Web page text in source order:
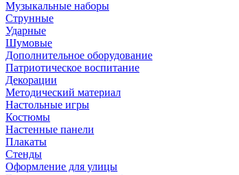
Музыкальные наборы
Струнные
Ударные
Шумовые
Дополнительное оборудование
Патриотическое воспитание
Декорации
Методический материал
Настольные игры
Костюмы
Настенные панели
Плакаты
Стенды
Оформление для улицы